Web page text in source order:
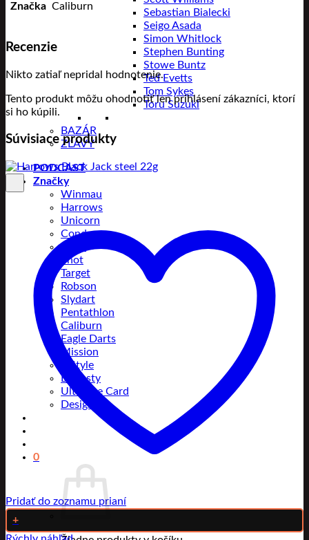
Sebastian Bialecki
Seigo Asada
Simon Whitlock
Stephen Bunting
Stowe Buntz
Ted Evetts
Tom Sykes
Toru Suzuki
BAZÁR
ZĽAVY
PODCAST
Značky
Winmau
Harrows
Unicorn
Condor
Bull’s
Shot
Target
Robson
Slydart
Pentathlon
Caliburn
Eagle Darts
Mission
L-Style
Dynasty
Ultimate Card
Designa
0
Značka Caliburn
Recenzie
Nikto zatiaľ nepridal hodnotenie.
Tento produkt môžu ohodnotiť len prihlásení zákazníci, ktorí
si ho kúpili.
Súvisiace produkty
Pridať do zoznamu prianí
+